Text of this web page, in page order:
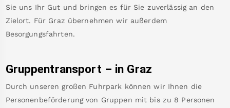
Sie uns Ihr Gut und bringen es für Sie zuverlässig an den
Zielort. Für Graz übernehmen wir außerdem
Besorgungsfahrten.
Gruppentransport – in Graz
Durch unseren großen Fuhrpark können wir Ihnen die
Personenbeförderung von Gruppen mit bis zu 8 Personen